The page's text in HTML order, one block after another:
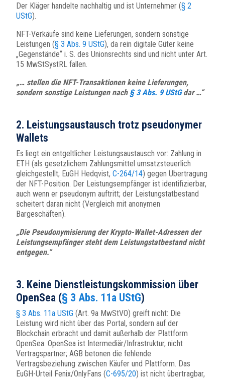
Der Kläger handelte nachhaltig und ist Unternehmer (§ 2
UStG).
NFT-Verkäufe sind keine Lieferungen, sondern sonstige
Leistungen (§ 3 Abs. 9 UStG), da rein digitale Güter keine
„Gegenstände“ i. S. des Unionsrechts sind und nicht unter Art.
15 MwStSystRL fallen.
„… stellen die NFT-Transaktionen keine Lieferungen,
sondern sonstige Leistungen nach § 3 Abs. 9 UStGdar …“
2. Leistungsaustausch trotz pseudonymer
Wallets
Es liegt ein entgeltlicher Leistungsaustausch vor: Zahlung in
ETH (als gesetzlichem Zahlungsmittel umsatzsteuerlich
gleichgestellt; EuGH Hedqvist, C-264/14) gegen Übertragung
der NFT-Position. Der Leistungsempfänger ist identifizierbar,
auch wenn er pseudonym auftritt; der Leistungstatbestand
scheitert daran nicht (Vergleich mit anonymen
Bargeschäften).
„Die Pseudonymisierung der Krypto-Wallet-Adressen der
Leistungsempfänger steht dem Leistungstatbestand nicht
entgegen.“
3. Keine Dienstleistungskommission über
OpenSea (§ 3 Abs. 11a UStG)
§ 3 Abs. 11a UStG (Art. 9a MwStVO) greift nicht: Die
Leistung wird nicht über das Portal, sondern auf der
Blockchain erbracht und damit außerhalb der Plattform
OpenSea. OpenSea ist Intermediär/Infrastruktur, nicht
Vertragspartner; AGB betonen die fehlende
Vertragsbeziehung zwischen Käufer und Plattform. Das
EuGH-Urteil Fenix/OnlyFans (C-695/20) ist nicht übertragbar,